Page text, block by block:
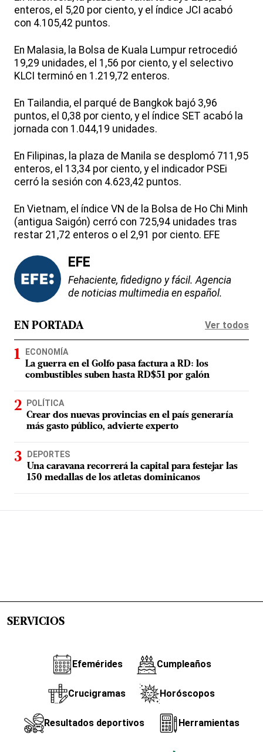
enteros, el 5,20 por ciento, y el índice JCI acabó
con 4.105,42 puntos.
En Malasia, la Bolsa de Kuala Lumpur retrocedió
19,29 unidades, el 1,56 por ciento, y el selectivo
KLCI terminó en 1.219,72 enteros.
En Tailandia, el parqué de Bangkok bajó 3,96
puntos, el 0,38 por ciento, y el índice SET acabó la
jornada con 1.044,19 unidades.
En Filipinas, la plaza de Manila se desplomó 711,95
enteros, el 13,34 por ciento, y el indicador PSEi
cerró la sesión con 4.623,42 puntos.
En Vietnam, el índice VN de la Bolsa de Ho Chi Minh
(antigua Saigón) cerró con 725,94 unidades tras
restar 21,72 enteros o el 2,91 por ciento. EFE
EFE
Fehaciente, fidedigno y fácil. Agencia
de noticias multimedia en español.
EN PORTADA Ver todos
ECONOMÍA
La guerra en el Golfo pasa factura a RD: los
combustibles suben hasta RD$51 por galón
POLÍTICA
Crear dos nuevas provincias en el país generaría
más gasto público, advierte experto
DEPORTES
Una caravana recorrerá la capital para festejar las
150 medallas de los atletas dominicanos
SERVICIOS
Efemérides Cumpleaños
Crucigramas Horóscopos
Resultados deportivos Herramientas